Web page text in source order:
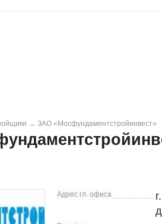
→ ЗАО «Мосфундаментстройинвест»
Адрес гл. офиса